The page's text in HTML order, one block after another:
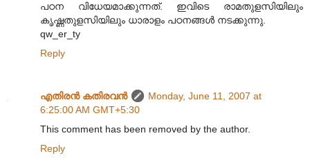
പഠന വിധേയമാക്കുന്നത്. ഇവിടെ രാമതുളസിയിലും
കൃഷ്ണതുളസിയിലും ധാരാളം പഠനങ്ങള്‍ നടക്കുന്നു.
qw_er_ty
Reply
എതിരന്‍ കതിരവന്‍
Monday, June 11, 2007 at
6:25:00 AM GMT+5:30
This comment has been removed by the author.
Reply